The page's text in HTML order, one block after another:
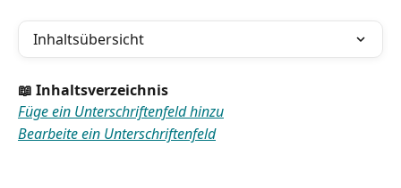
Inhaltsübersicht
📖 Inhaltsverzeichnis
Füge ein Unterschriftenfeld hinzu
Bearbeite ein Unterschriftenfeld